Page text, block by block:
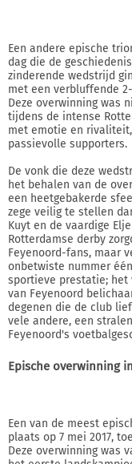
Een andere epische
dag die de
zinderende wedstrijd
met een verbluffende
Deze overwinning was
tijdens de intense
met emotie en
passievolle supporters.
De vonk die deze
het behalen van de
een heetgebakerde
zege veilig te stellen
Kuyt en de vaardige
Rotterdamse derby
Feyenoord-fans, maar
onbetwiste nummer
sportieve prestatie; het
van Feyenoord
degenen die de club
vele andere, een
Feyenoord's
Epische overwinning
Een van de meest
plaats op 7 mei 2017,
Deze overwinning was